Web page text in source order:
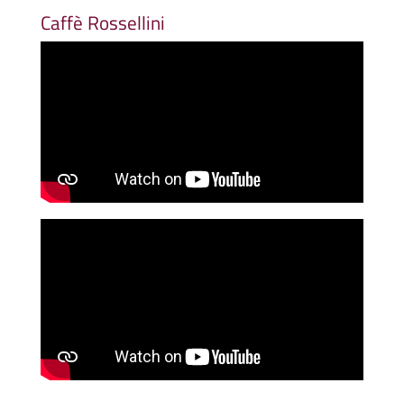
Caffè Rossellini